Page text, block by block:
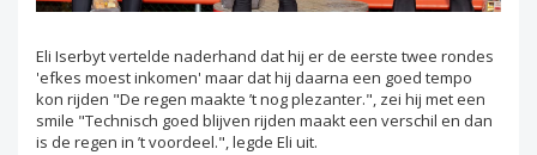
Eli Iserbyt vertelde naderhand dat hij er de eerste twee rondes
'efkes moest inkomen' maar dat hij daarna een goed tempo
kon rijden "De regen maakte ’t nog plezanter.", zei hij met een
smile "Technisch goed blijven rijden maakt een verschil en dan
is de regen in ’t voordeel.", legde Eli uit.